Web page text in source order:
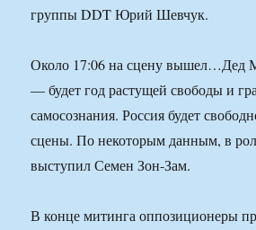
группы DDT Юрий Шевчук.
Около 17:06 на сцену вышел…Дед
— будет год растущей свободы и
самосознания. Россия будет
сцены. По некоторым данным, в
выступил Семен Зон-Зам.
В конце митинга оппозиционеры